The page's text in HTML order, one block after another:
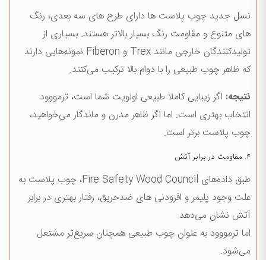
نسل جدید چوب پلاست ها دارای طرح های سه بعدی، رنگ
های متنوع و مقاومت رنگ بسیار بالاتر هستند. بسیاری از
تولیدکنندگان خارجی مانند Trex و Fiberon نمونه‌هایی دارند
که ظاهر چوب طبیعی را با دوام بالا ترکیب می‌کنند.
نتیجه: اگر زیبایی کاملا طبیعی اولویت شما است، ترمووود
انتخاب بهتری است. اما اگر ظاهر مدرن و ماندگار می‌خواهید،
چوب پلاست برتر است.
۴. مقاومت در برابر آتش
طبق داده‌های Fire Safety Wood Council، چوب پلاست به
علت وجود پلیمر و افزودنی های ضدحریق، رفتار بهتری در برابر
آتش نشان می‌دهد.
اما ترمووود به عنوان چوب طبیعی همچنان سریع‌تر مشتعل
می‌شود.